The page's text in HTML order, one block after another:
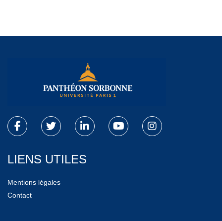
LIENS UTILES
Mentions légales
Contact